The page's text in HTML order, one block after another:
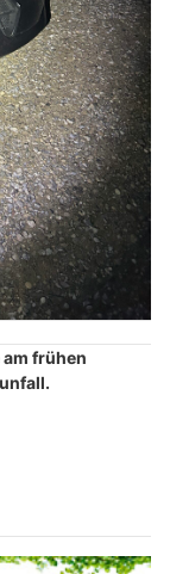
frühen